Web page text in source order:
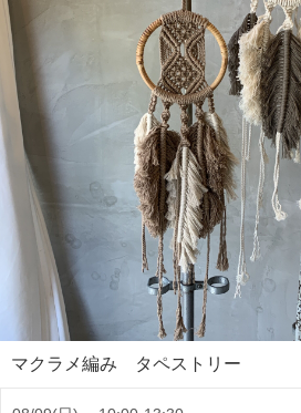
マクラメ編み タペストリー